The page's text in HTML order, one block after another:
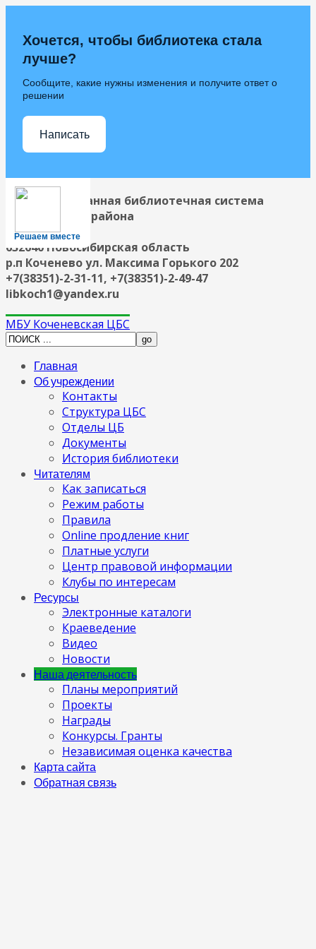
Решаем вместе
Хочется, чтобы библиотека стала
лучше?
Сообщите, какие нужны изменения и получите ответ о
решении
Написать
Централизованная библиотечная система
Коченевского района
632640 Новосибирская область
р.п Коченево ул. Максима Горького 202
+7(38351)-2-31-11, +7(38351)-2-49-47
libkoch1@yandex.ru
МБУ Коченевская ЦБС
Главная
Об учреждении
Контакты
Структура ЦБС
Отделы ЦБ
Документы
История библиотеки
Читателям
Как записаться
Режим работы
Правила
Online продление книг
Платные услуги
Центр правовой информации
Клубы по интересам
Ресурсы
Электронные каталоги
Краеведение
Видео
Новости
Наша деятельность
Планы мероприятий
Проекты
Награды
Конкурсы. Гранты
Независимая оценка качества
Карта сайта
Обратная связь